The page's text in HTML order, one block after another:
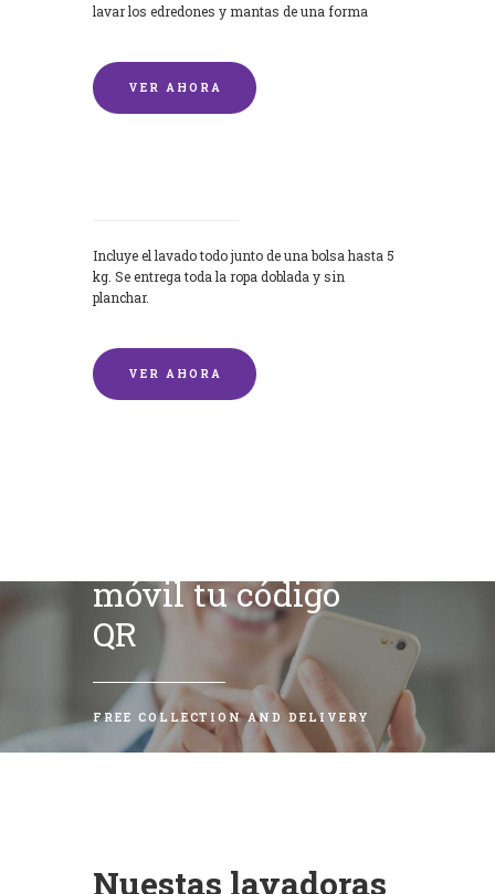
lavar los edredones y mantas de una forma
VER AHORA
Incluye el lavado todo junto de una bolsa hasta 5
kg. Se entrega toda la ropa doblada y sin
planchar.
VER AHORA
móvil tu código
QR
FREE COLLECTION AND DELIVERY
Nuestas lavadoras